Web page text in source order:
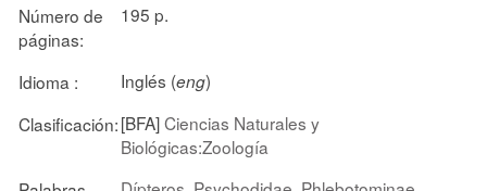
Número de
páginas:
195 p.
Idioma : Inglés (eng)
Clasificación:[BFA]Ciencias Naturales y
Biológicas:Zoología